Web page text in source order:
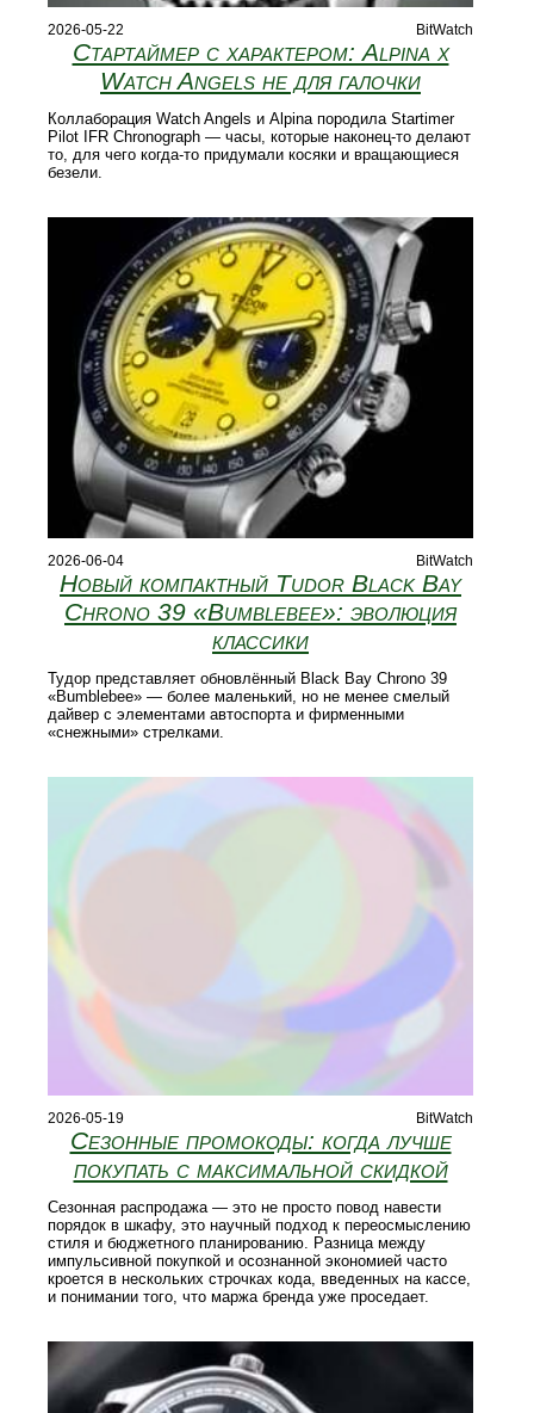
2026-05-22 BitWatch
Стартаймер с характером: Alpina x
Watch Angels не для галочки
Коллаборация Watch Angels и Alpina породила Startimer
Pilot IFR Chronograph — часы, которые наконец-то делают
то, для чего когда-то придумали косяки и вращающиеся
безели.
2026-06-04 BitWatch
Новый компактный Tudor Black Bay
Chrono 39 «Bumblebee»: эволюция
классики
Тудор представляет обновлённый Black Bay Chrono 39
«Bumblebee» — более маленький, но не менее смелый
дайвер с элементами автоспорта и фирменными
«снежными» стрелками.
2026-05-19 BitWatch
Сезонные промокоды: когда лучше
покупать с максимальной скидкой
Сезонная распродажа — это не просто повод навести
порядок в шкафу, это научный подход к переосмыслению
стиля и бюджетного планированию. Разница между
импульсивной покупкой и осознанной экономией часто
кроется в нескольких строчках кода, введенных на кассе,
и понимании того, что маржа бренда уже проседает.